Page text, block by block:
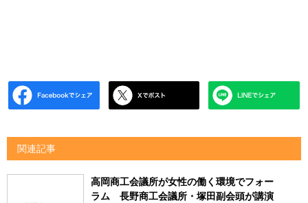
関連記事
高岡商工会議所が女性の働く環境でフォー
ラム 長野商工会議所・塚田副会頭が講演